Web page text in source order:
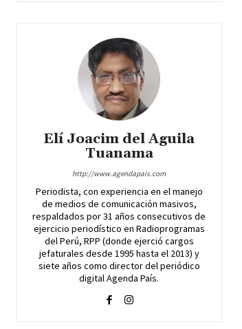
Elí Joacim del Aguila
Tuanama
http://www.agendapais.com
Periodista, con experiencia en el manejo
de medios de comunicación masivos,
respaldados por 31 años consecutivos de
ejercicio periodístico en Radioprogramas
del Perú, RPP (donde ejerció cargos
jefaturales desde 1995 hasta el 2013) y
siete años como director del periódico
digital Agenda País.